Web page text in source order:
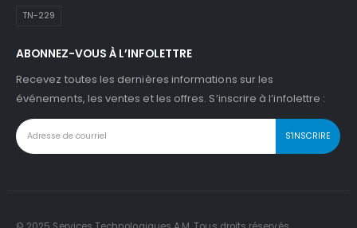
TN-229
ABONNEZ-VOUS À L’INFOLETTRE
Recevez toutes les dernières informations sur les
événements, les ventes et les offres. S’inscrire à l’infolettre :